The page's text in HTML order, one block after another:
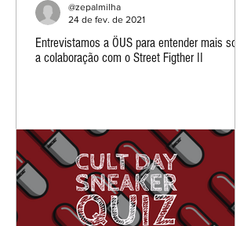
Entrevistamos a ÖUS para entender mais sobre
a colaboração com o Street Figther II
@zepalmilha
24 de fev. de 2021